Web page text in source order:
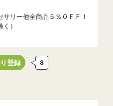
リー他全商品５％ＯＦＦ！
）
登録 8